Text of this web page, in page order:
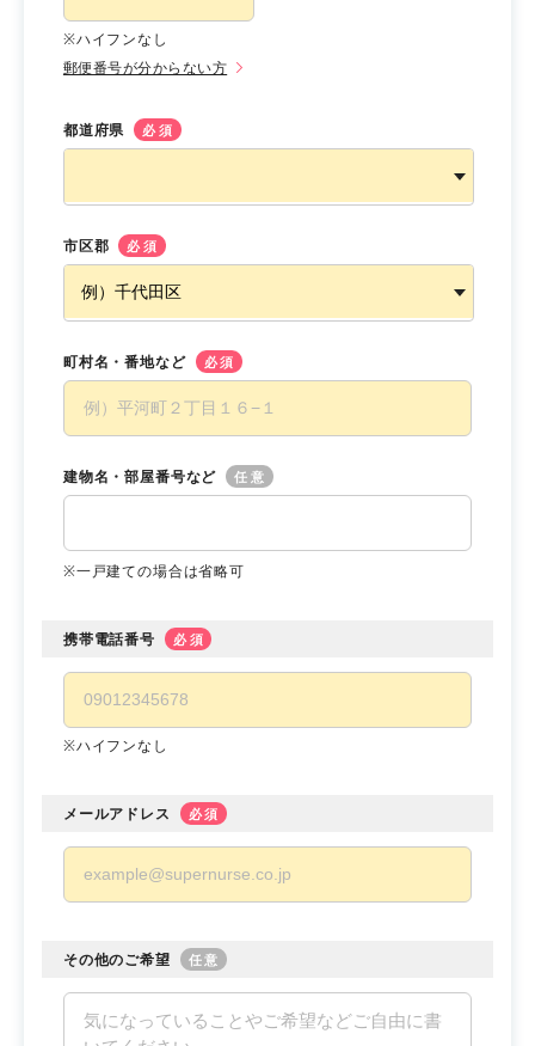
※ハイフンなし
郵便番号が分からない方
都道府県 必須
市区郡 必須
町村名・番地など 必須
建物名・部屋番号など 任意
※一戸建ての場合は省略可
携帯電話番号 必須
※ハイフンなし
メールアドレス 必須
その他のご希望 任意